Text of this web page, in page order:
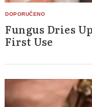
Fungus Dries
First Use